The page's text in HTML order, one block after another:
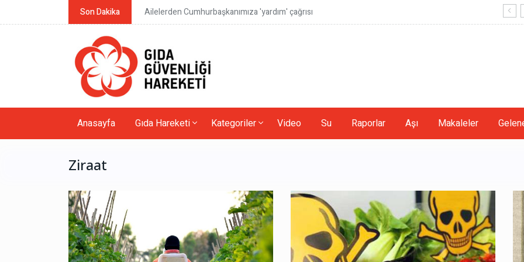
Son Dakika Ailelerden Cumhurbaşkanımıza 'yardım' çağrısı
Anasayfa Gıda Hareketi Kategoriler Video Su Raporlar Aşı Makaleler
Ziraat